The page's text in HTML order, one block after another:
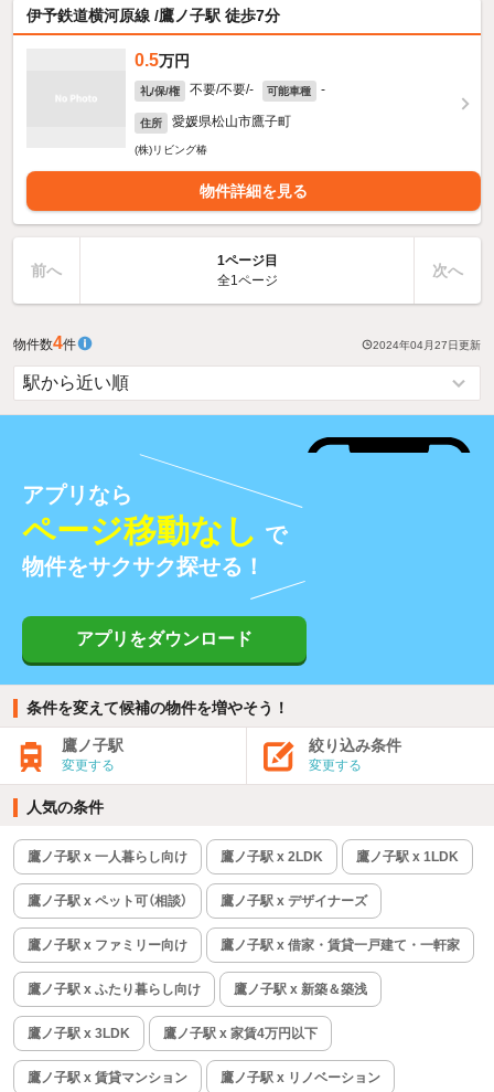
伊予鉄道横河原線 /鷹ノ子駅 徒歩7分
0.5万円
礼/保/権 不要/不要/- 可能車種 -
住所 愛媛県松山市鷹子町
(株)リビング椿
物件詳細を見る
前へ
1ページ目
全1ページ
次へ
物件数4件 2024年04月27日更新
アプリなら
ページ移動なし で
物件をサクサク探せる！
アプリをダウンロード
条件を変えて候補の物件を増やそう！
鷹ノ子駅
変更する
絞り込み条件
変更する
人気の条件
鷹ノ子駅 x 一人暮らし向け 鷹ノ子駅 x 2LDK 鷹ノ子駅 x 1LDK
鷹ノ子駅 x ペット可（相談） 鷹ノ子駅 x デザイナーズ
鷹ノ子駅 x ファミリー向け 鷹ノ子駅 x 借家・賃貸一戸建て・一軒家
鷹ノ子駅 x ふたり暮らし向け 鷹ノ子駅 x 新築＆築浅
鷹ノ子駅 x 3LDK 鷹ノ子駅 x 家賃4万円以下
鷹ノ子駅 x 賃貸マンション 鷹ノ子駅 x リノベーション